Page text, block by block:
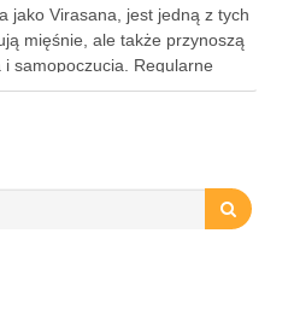
jako Virasana, jest jedną z tych
mięśnie, ale także przynoszą
samopoczucia. Regularne
poprawić elastyczność